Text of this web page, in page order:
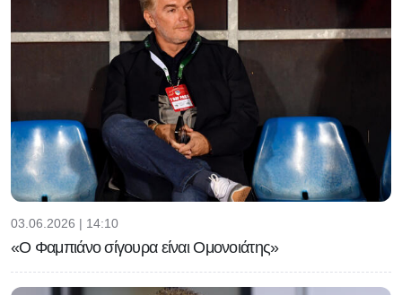
03.06.2026 | 14:10
«Ο Φαμπιάνο σίγουρα είναι Ομονοιάτης»